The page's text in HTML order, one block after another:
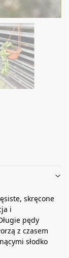
skręcone
i
pędy
z czasem
słodko